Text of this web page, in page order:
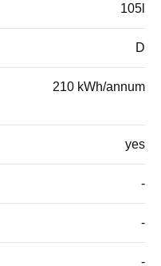
105l
D
210 kWh/annum
yes
-
-
-